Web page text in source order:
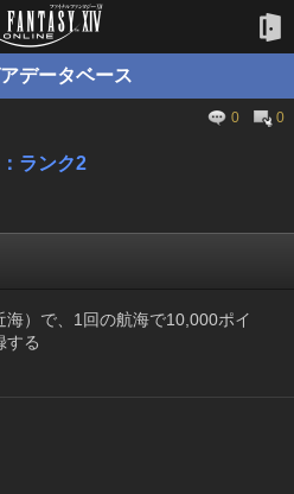
データベース
0
0
ランク2
）で、1回の航海で10,000ポイ
する